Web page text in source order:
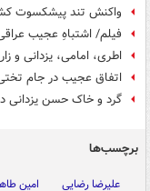
واکنش تند پیشکسوت
فیلم/ اشتباهِ عجیب
اطری، امامی، یزدانی و
اتفاق عجیب در جام
گرد و خاک حسن یزدانی
برچسب‌ها
علیرضا رضایی امین